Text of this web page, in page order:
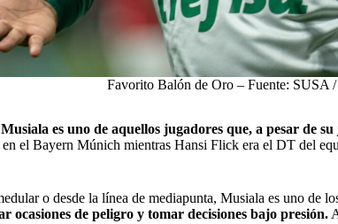
Favorito Balón de Oro – Fuente: SUSA
es uno de aquellos jugadores que, a pesar de
el Bayern Múnich mientras Hansi Flick era el DT del
o desde la línea de mediapunta, Musiala es uno de
ocasiones de peligro y tomar decisiones bajo presión.